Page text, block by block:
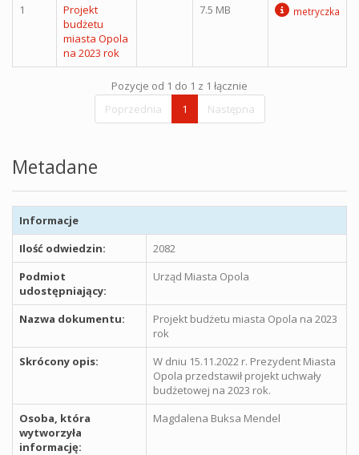
1
Projekt
budżetu
miasta Opola
na 2023 rok
7.5 MB metryczka
Pozycje od 1 do 1 z 1 łącznie
Poprzednia
1 Następna
Metadane
Informacje
Ilość odwiedzin:
2082
Podmiot
udostępniający:
Urząd Miasta Opola
Nazwa dokumentu:
Projekt budżetu miasta Opola na 2023
rok
Skrócony opis:
W dniu 15.11.2022 r. Prezydent Miasta
Opola przedstawił projekt uchwały
budżetowej na 2023 rok.
Osoba, która
wytworzyła
informację:
Magdalena Buksa Mendel